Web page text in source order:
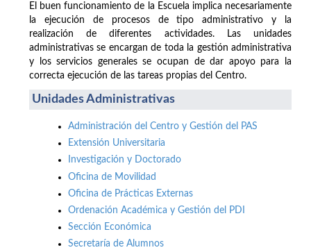
El buen funcionamiento de la Escuela implica necesariamente
la ejecución de procesos de tipo administrativo y la
realización de diferentes actividades. Las unidades
administrativas se encargan de toda la gestión administrativa
y los servicios generales se ocupan de dar apoyo para la
correcta ejecución de las tareas propias del Centro.
Unidades Administrativas
Administración del Centro y Gestión del PAS
Extensión Universitaria
Investigación y Doctorado
Oficina de Movilidad
Oficina de Prácticas Externas
Ordenación Académica y Gestión del PDI
Sección Económica
Secretaría de Alumnos